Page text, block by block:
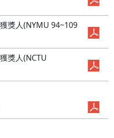
獎人(NYMU 94~109
獎人(NCTU